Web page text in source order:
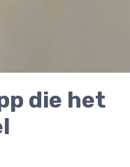
die het